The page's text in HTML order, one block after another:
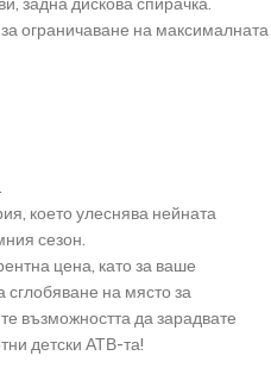
ограничаване на максималната
което улеснява нейната
сезон.
цена, като за ваше
сглобяване на място за
възможността да зарадвате
детски АТВ-та!